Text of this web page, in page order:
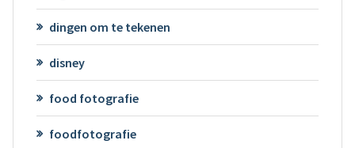
dingen om te tekenen
disney
food fotografie
foodfotografie